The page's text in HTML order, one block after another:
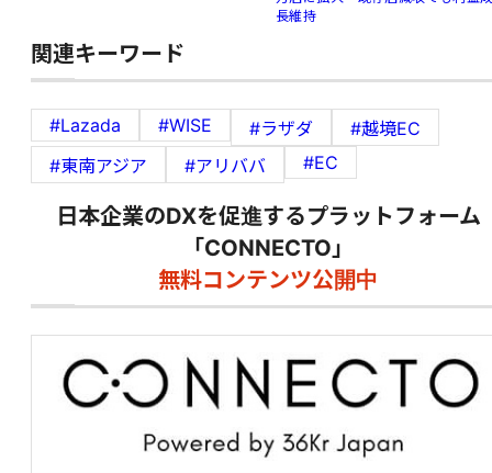
長維持
関連キーワード
#Lazada #WISE #ラザダ
#越境EC
#東南アジア
#アリババ #EC
日本企業のDXを促進するプラットフォーム
「CONNECTO」
無料コンテンツ公開中